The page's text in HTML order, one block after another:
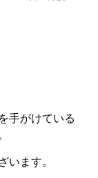
手がけている
います。